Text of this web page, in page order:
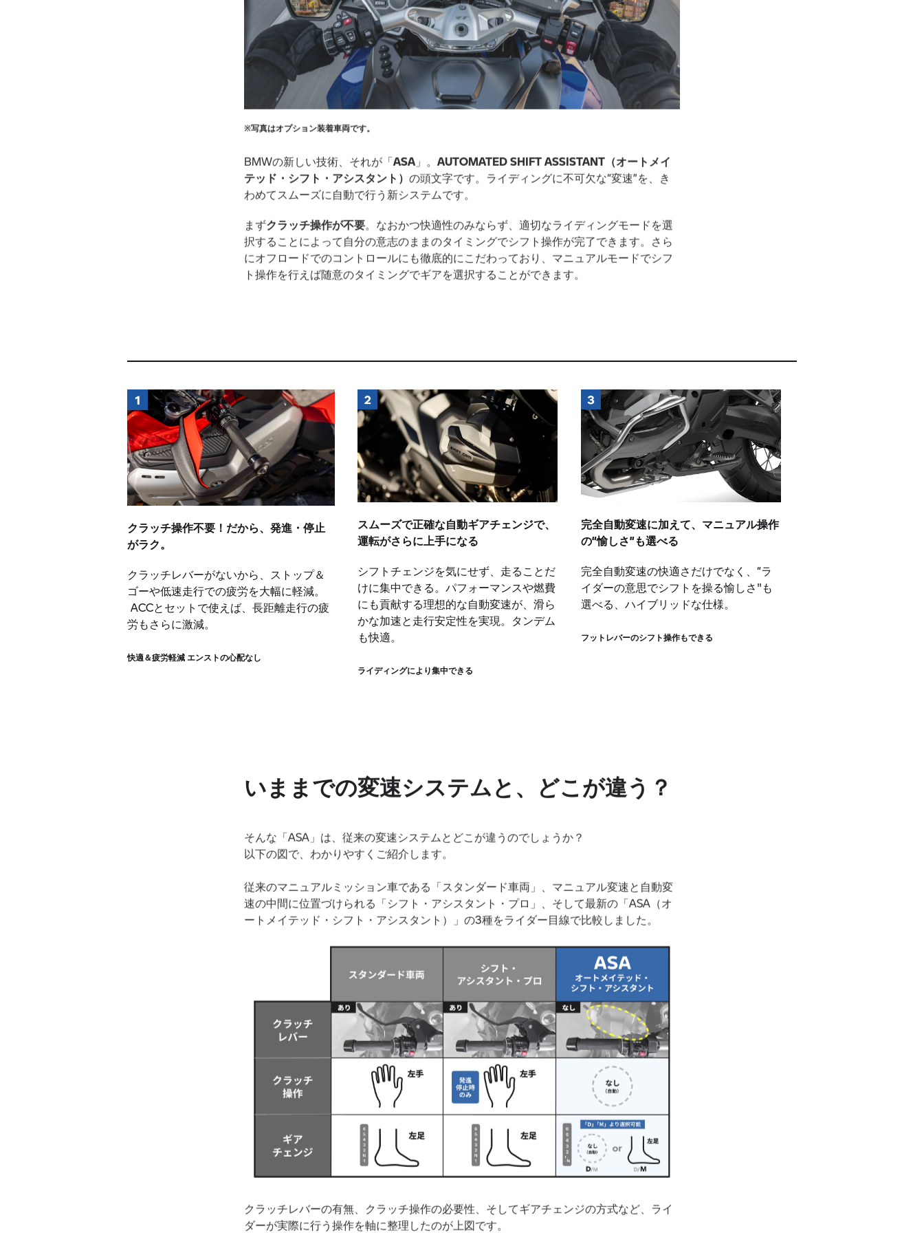
※写真はオプション装着車両です。
BMWの新しい技術、それが「ASA
AUTOMATED SHIFT ASSISTANT（オートメイ
テッド・シフト・アシスタント） の頭文字です。ライディングに不可欠な“変速”を、き
わめてスムーズに自動で行う新システムです。
まずクラッチ操作が不要 。なおかつ快適性のみならず、適切なライディングモードを選
択することによって自分の意志のままのタイミングでシフト操作が完了できます。さら
にオフロードでのコントロールにも徹底的にこだわっており、マニュアルモードでシフ
ト操作を行えば随意のタイミングでギアを選択することができます。
クラッチ操作不要！だから、発進・停止
がラク。
クラッチレバーがないから、ストップ＆
ゴーや低速走行での疲労を大幅に軽減。
ACCとセットで使えば、長距離走行の疲
労もさらに激減。
快適＆疲労軽減 エンストの心配なし
スムーズで正確な自動ギアチェンジで、
運転がさらに上手になる
シフトチェンジを気にせず、走ることだ
けに集中できる。パフォーマンスや燃費
にも貢献する理想的な自動変速が、滑ら
かな加速と走行安定性を実現。タンデム
も快適。
ライディングにより集中できる
完全自動変速に加えて、マニュアル操作
の“愉しさ”も選べる
完全自動変速の快適さだけでなく、“ラ
イダーの意思でシフトを操る愉しさ"も
選べる、ハイブリッドな仕様。
フットレバーのシフト操作もできる
いままでの変速システムと、どこが違う？
そんな「ASA」は、従来の変速システムとどこが違うのでしょうか？
以下の図で、わかりやすくご紹介します。
従来のマニュアルミッション車である「スタンダード車両」、マニュアル変速と自動変
速の中間に位置づけられる「シフト・アシスタント・プロ」、そして最新の「ASA（オ
ートメイテッド・シフト・アシスタント）」の3種をライダー目線で比較しました。
クラッチレバーの有無、クラッチ操作の必要性、そしてギアチェンジの方式など、ライ
ダーが実際に行う操作を軸に整理したのが上図です。